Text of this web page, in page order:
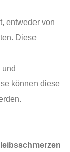
entweder von
Diese
können diese